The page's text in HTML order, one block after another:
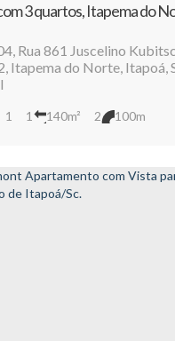
3 quartos, Itapema do
, Rua 861 Juscelino
, Itapema do Norte, Itapoá,
1 1 140m² 2 100m